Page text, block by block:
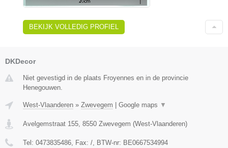
BEKIJK VOLLEDIG PROFIEL
DKDecor
Niet gevestigd in de plaats Froyennes en in de provincie
Henegouwen.
West-Vlaanderen » Zwevegem Google maps ▼
Avelgemstraat 155, 8550 Zwevegem (West-Vlaanderen)
Tel: 0473835486, Fax: /, BTW-nr: BE0667534994